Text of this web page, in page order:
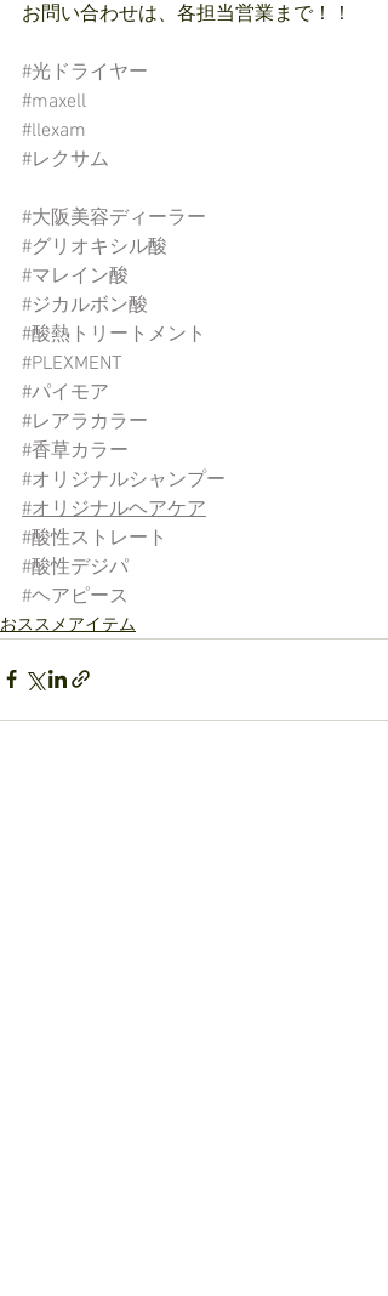
お問い合わせは、各担当営業まで！！
#光ドライヤー
#maxell
#llexam
#レクサム
#大阪美容ディーラー
#グリオキシル酸
#マレイン酸
#ジカルボン酸
#酸熱トリートメント
#PLEXMENT
#パイモア
#レアラカラー
#香草カラー
#オリジナルシャンプー
#オリジナルヘアケア
#酸性ストレート
#酸性デジパ
#ヘアピース
おススメアイテム